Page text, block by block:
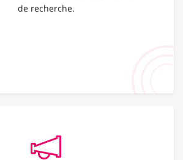
de recherche.